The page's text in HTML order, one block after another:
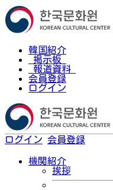
韓国紹介
掲示板
報道資料
会員登録
ログイン
ログイン 会員登録
機関紹介
挨拶